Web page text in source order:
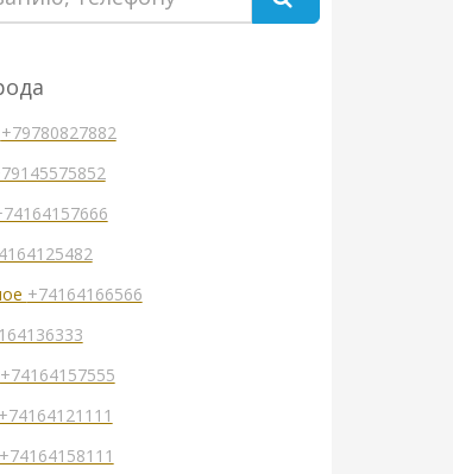
+79780827882
+74164166566
+74164157555
+74164121111
+74164158111